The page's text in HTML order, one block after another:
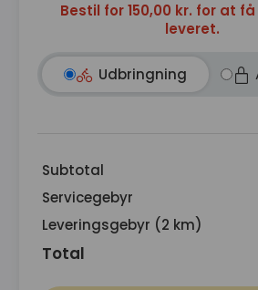
Bestil for 150,00 kr. for at
leveret.
Udbringning
Subtotal
Servicegebyr
Leveringsgebyr (2 km)
Total